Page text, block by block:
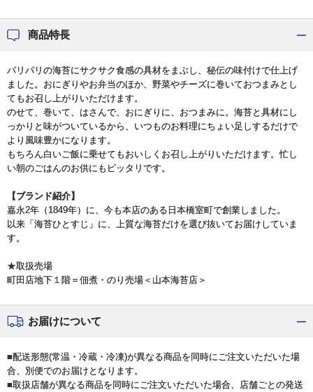
商品特長
パリパリの海苔にサクサク食感の具材をまぶし、秘伝の味付けで仕上げ
ました。おにぎりやお弁当のほか、野菜やチーズに巻いておつまみとし
てもお召し上がりいただけます。
のせて、巻いて、はさんで、おにぎりに、おつまみに。海苔と具材にし
っかりと味がついているから、いつものお料理にちょい足しするだけで
より風味豊かになります。
もちろん白いご飯に乗せてもおいしくお召し上がりいただけます。忙し
い朝のごはんのお供にもピッタリです。
【ブランド紹介】
嘉永2年（1849年）に、今も本店のある日本橋室町で創業しました。
以来「海苔ひとすじ」に、上質な海苔だけを選び抜いてお届けしていま
す。
★取扱売場
町田店地下１階＝佃煮・のり売場＜山本海苔店＞
お届けについて
■配送形態(常温・冷蔵・冷凍)が異なる商品を同時にご注文いただいた場
合、別便でのお届けとなります。
■取扱店舗が異なる商品を同時にご注文いただいた場合、店舗ごとの発送